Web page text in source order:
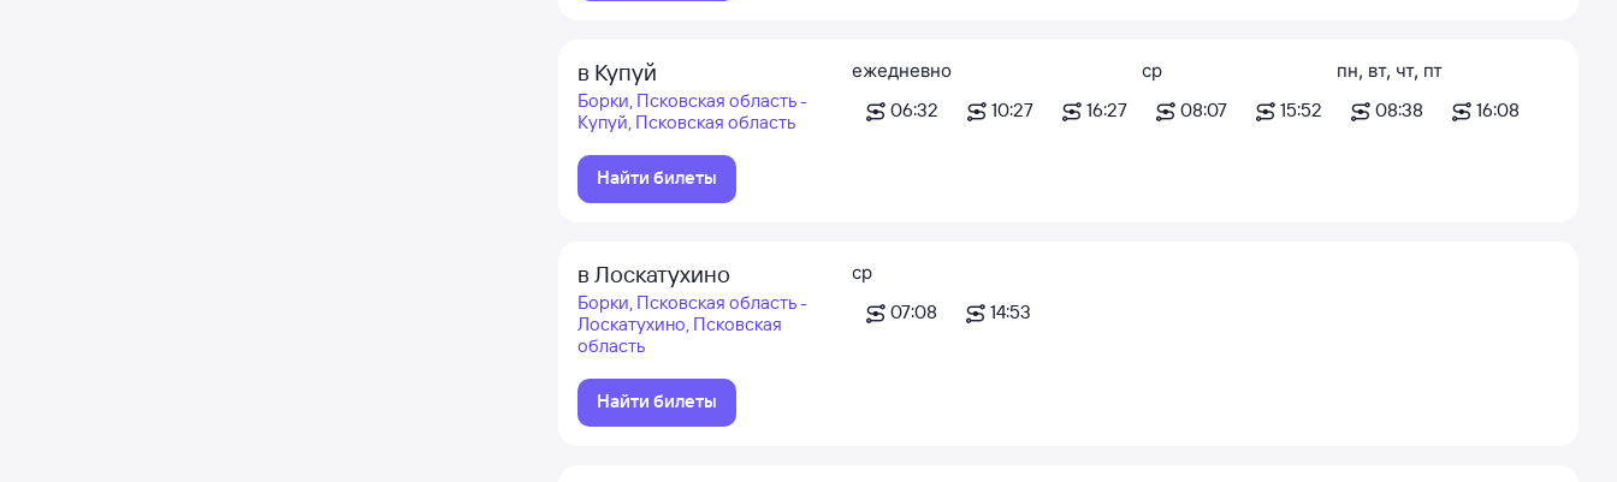
в Купуй
Борки, Псковская область -
Купуй, Псковская область
Найти билеты
ежедневно
06:32
10:27 16:27
ср
08:07
15:52
пн, вт, чт, пт
08:38
16:08
в Лоскатухино
Борки, Псковская область -
Лоскатухино, Псковская
область
Найти билеты
ср
07:08
14:53